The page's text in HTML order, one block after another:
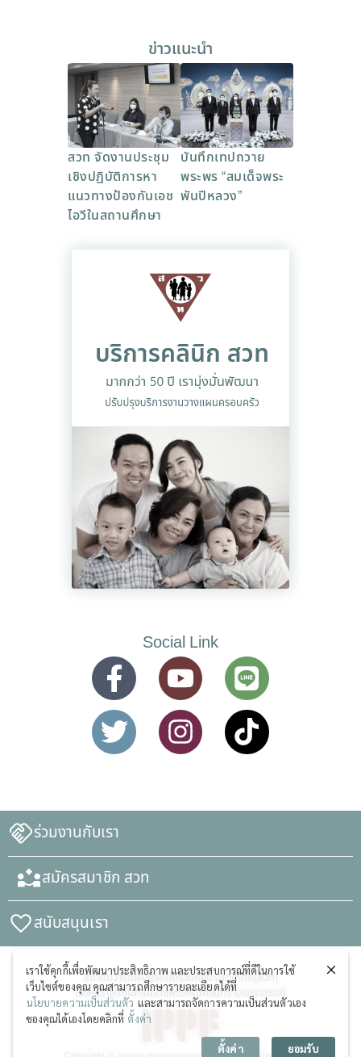
ข่าวแนะนำ
สวท จัดงานประชุม
เชิงปฏิบัติการหา
แนวทางป้องกันเอช
ไอวีในสถานศึกษา
บันทึกเทปถวาย
พระพร “สมเด็จพระ
พันปีหลวง”
Social Link
ร่วมงานกับเรา
สมัครสมาชิก สวท
สนับสนุนเรา
สมาคมวางแผนครอบครัวแห่งประเทศไทย(สวท)
ในพระราชูปถัมภ์สมเด็จพระศรีนครินทราบรมราชชนนี
เราใช้คุกกี้เพื่อพัฒนาประสิทธิภาพ และประสบการณ์ที่ดีในการใช้
เว็บไซต์ของคุณ คุณสามารถศึกษารายละเอียดได้ที่
นโยบายความเป็นส่วนตัว และสามารถจัดการความเป็นส่วนตัวเอง
ของคุณได้เองโดยคลิกที่ ตั้งค่า
ตั้งค่า ยอมรับ